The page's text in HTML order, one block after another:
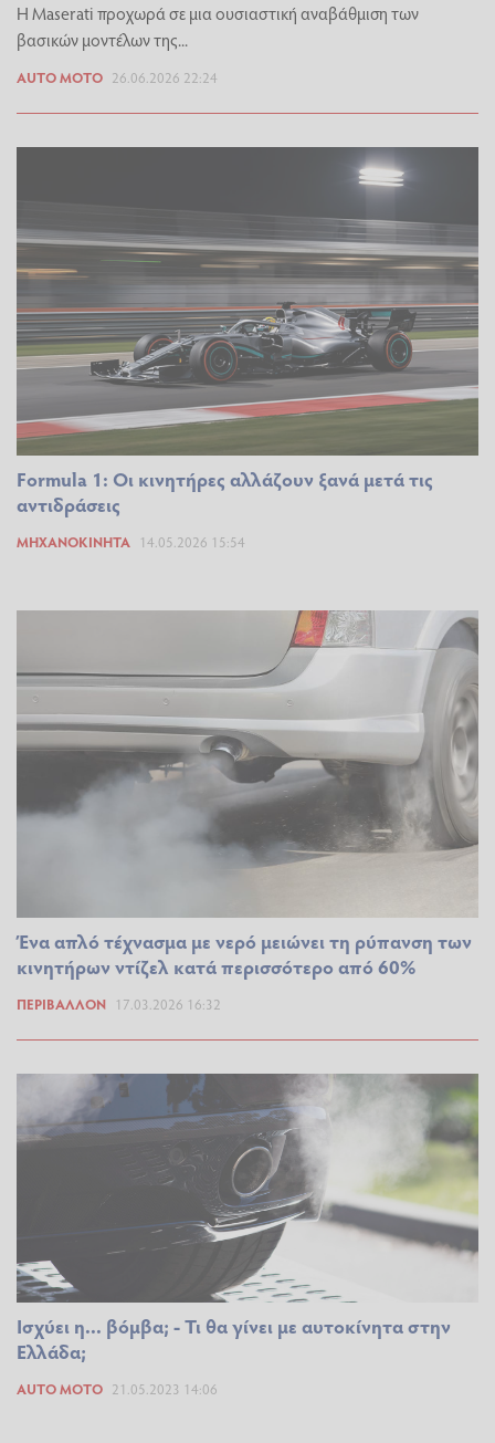
Η Maserati προχωρά σε μια ουσιαστική αναβάθμιση των
βασικών μοντέλων της...
AUTO MOTO 26.06.2026 22:24
Formula 1: Οι κινητήρες αλλάζουν ξανά μετά τις
αντιδράσεις
ΜΗΧΑΝΟΚΊΝΗΤΑ 14.05.2026 15:54
Ένα απλό τέχνασμα με νερό μειώνει τη ρύπανση των
κινητήρων ντίζελ κατά περισσότερο από 60%
ΠΕΡΙΒΆΛΛΟΝ 17.03.2026 16:32
Ισχύει η... βόμβα; - Τι θα γίνει με αυτοκίνητα στην
Ελλάδα;
AUTO MOTO 21.05.2023 14:06